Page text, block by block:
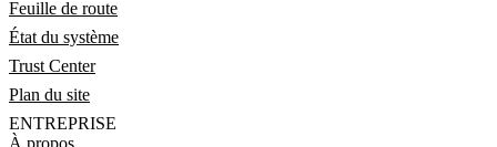
Feuille de route
État du système
Trust Center
Plan du site
ENTREPRISE
À propos